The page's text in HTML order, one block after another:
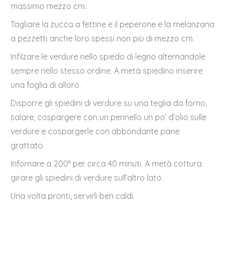
massimo mezzo cm.
Tagliare la zucca a fettine e il peperone e la melanzana
a pezzetti anche loro spessi non più di mezzo cm.
Infilzare le verdure nello spiedo di legno alternandole
sempre nello stesso ordine. A metà spiedino inserire
una foglia di alloro.
Disporre gli spiedini di verdure su una teglia da forno,
salare, cospargere con un pennello un po’ d’olio sulle
verdure e cospargerle con abbondante pane
grattato.
Infornare a 200° per circa 40 minuti. A metà cottura
girare gli spiedini di verdure sull’altro lato.
Una volta pronti, servirli ben caldi.